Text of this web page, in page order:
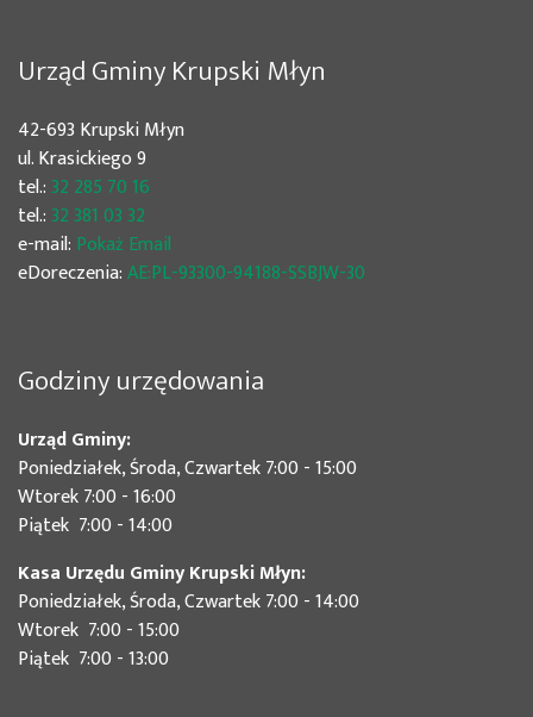
Urząd Gminy Krupski Młyn
42-693 Krupski Młyn
ul. Krasickiego 9
tel.:32 285 70 16
tel.:32 381 03 32
e-mail: Pokaż Email
eDoreczenia:AE:PL-93300-94188-SSBJW-30
Godziny urzędowania
Urząd Gminy:
Poniedziałek, Środa, Czwartek 7:00 - 15:00
Wtorek 7:00 - 16:00
Piątek 7:00 - 14:00
Kasa Urzędu Gminy Krupski Młyn:
Poniedziałek, Środa, Czwartek 7:00 - 14:00
Wtorek 7:00 - 15:00
Piątek 7:00 - 13:00